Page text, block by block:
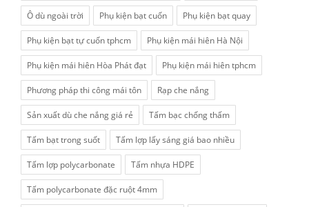
Ô dù ngoài trời Phụ kiện bạt cuốn Phụ kiện bạt quay
Phụ kiện bạt tự cuốn tphcm Phụ kiện mái hiên Hà Nội
Phụ kiện mái hiên Hòa Phát đạt Phụ kiện mái hiên tphcm
Phương pháp thi công mái tôn Rạp che nắng
Sản xuất dù che nắng giá rẻ Tấm bạc chống thấm
Tấm bạt trong suốt Tấm lợp lấy sáng giá bao nhiều
Tấm lợp polycarbonate Tấm nhựa HDPE
Tấm polycarbonate đặc ruột 4mm